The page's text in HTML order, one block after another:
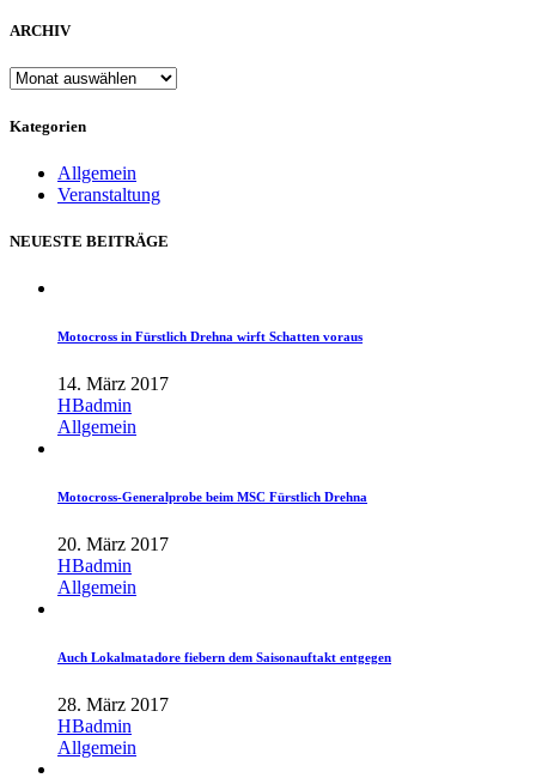
ARCHIV
ARCHIV
Kategorien
Allgemein
Veranstaltung
NEUESTE BEITRÄGE
Motocross in Fürstlich Drehna wirft Schatten voraus
14. März 2017
HBadmin
Allgemein
Motocross-Generalprobe beim MSC Fürstlich Drehna
20. März 2017
HBadmin
Allgemein
Auch Lokalmatadore fiebern dem Saisonauftakt entgegen
28. März 2017
HBadmin
Allgemein